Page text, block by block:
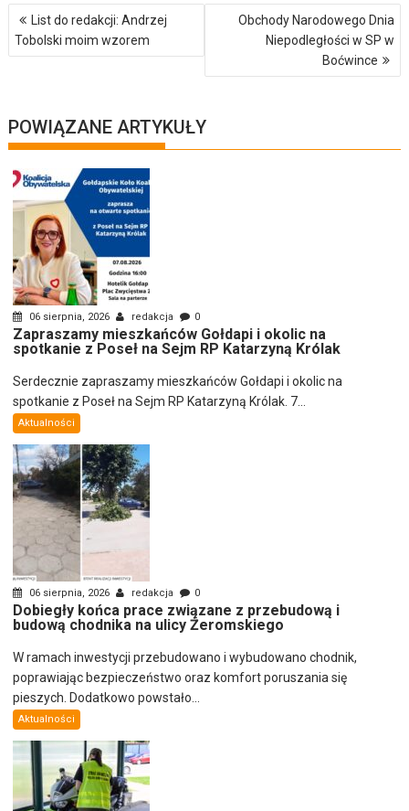
Nawigacja
wpisuList do redakcji: Andrzej
Tobolski moim wzorem
Obchody Narodowego Dnia
Niepodległości w SP w
Boćwince
POWIĄZANE ARTYKUŁY
06 sierpnia, 2026 redakcja 0
Zapraszamy mieszkańców Gołdapi i okolic na
spotkanie z Poseł na Sejm RP Katarzyną Królak
Serdecznie zapraszamy mieszkańców Gołdapi i okolic na
spotkanie z Poseł na Sejm RP Katarzyną Królak. 7...
Aktualności
06 sierpnia, 2026 redakcja 0
Dobiegły końca prace związane z przebudową i
budową chodnika na ulicy Żeromskiego
W ramach inwestycji przebudowano i wybudowano chodnik,
poprawiając bezpieczeństwo oraz komfort poruszania się
pieszych. Dodatkowo powstało...
Aktualności